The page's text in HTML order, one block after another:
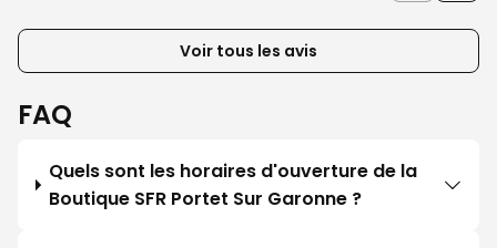
Voir tous les avis
FAQ
Quels sont les horaires d'ouverture de la
Boutique SFR Portet Sur Garonne ?